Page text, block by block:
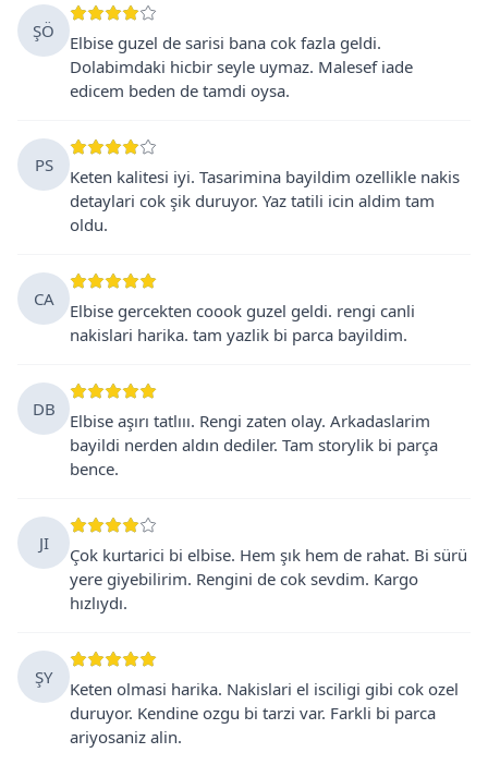
ŞÖ
Elbise guzel de sarisi bana cok fazla geldi.
Dolabimdaki hicbir seyle uymaz. Malesef iade
edicem beden de tamdi oysa.
PS
Keten kalitesi iyi. Tasarimina bayildim ozellikle nakis
detaylari cok şik duruyor. Yaz tatili icin aldim tam
oldu.
CA
Elbise gercekten coook guzel geldi. rengi canli
nakislari harika. tam yazlik bi parca bayildim.
DB
Elbise aşırı tatlııı. Rengi zaten olay. Arkadaslarim
bayildi nerden aldın dediler. Tam storylik bi parça
bence.
JI
Çok kurtarici bi elbise. Hem şık hem de rahat. Bi sürü
yere giyebilirim. Rengini de cok sevdim. Kargo
hızlıydı.
ŞY
Keten olmasi harika. Nakislari el isciligi gibi cok ozel
duruyor. Kendine ozgu bi tarzi var. Farkli bi parca
ariyosaniz alin.